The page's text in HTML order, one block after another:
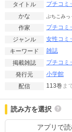
タイトル
プチコミ
かな
ぷちこみっ
作家 プチコミ
ジャンル 女性コミ
キーワード
雑誌
掲載雑誌
プチコミ
発行元
小学館
配信
113巻 ま
読み方を選択
アプリで読